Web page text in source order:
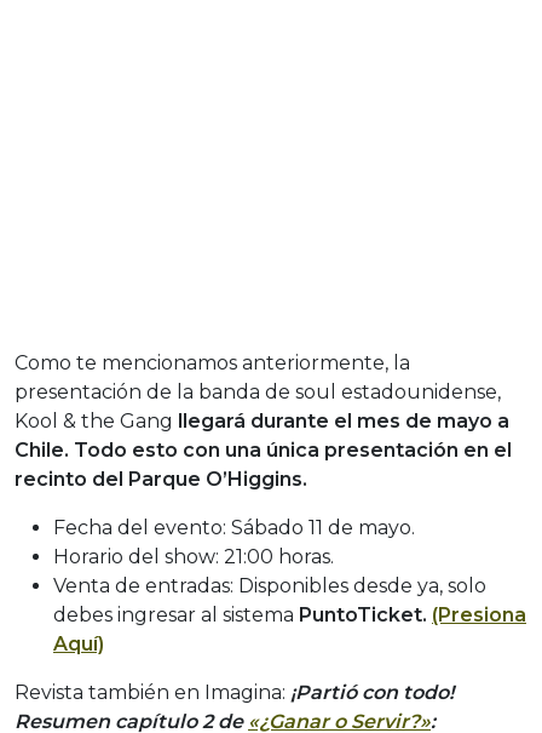
Como te mencionamos anteriormente, la
presentación de la banda de soul estadounidense,
Kool & the Gang
llegará durante el mes de mayo a
Chile. Todo esto con una única presentación en el
recinto del Parque O’Higgins.
Fecha del evento: Sábado 11 de mayo.
Horario del show: 21:00 horas.
Venta de entradas: Disponibles desde ya, solo
debes ingresar al sistema PuntoTicket. (Presiona
Aquí)
Revista también en Imagina: ¡Partió con todo!
Resumen capítulo 2 de «¿Ganar o Servir?»: